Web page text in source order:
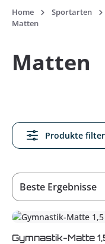
Home Sportarten
Matten
Matten
Produkte
Gymnastik-Matte